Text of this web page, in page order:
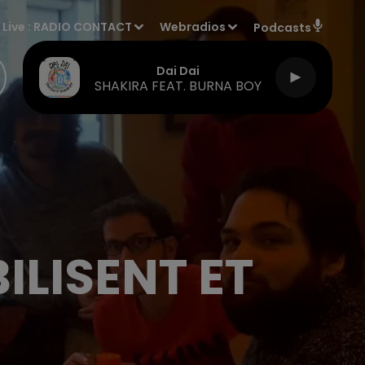
Live : RADIO CONTACT Webradios Podcasts
Dai Dai
SHAKIRA FEAT. BURNA BOY
ET